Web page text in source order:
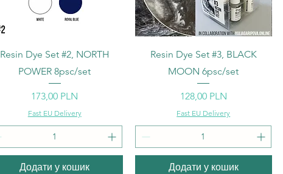
Швидкий перегляд
Resin Dye Set #2, NORTH
POWER 8psc/set
Ціна
173,00 PLN
Fast EU Delivery
Додати у кошик
Швидкий перегляд
Resin Dye Set #3, BLACK
MOON 6psc/set
Ціна
128,00 PLN
Fast EU Delivery
Додати у кошик